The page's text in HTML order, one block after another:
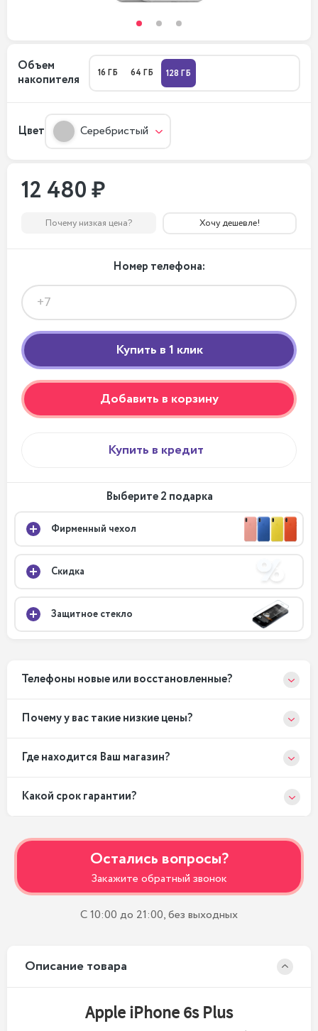
Объем
накопителя
16 ГБ 64 ГБ 128 ГБ
Цвет Серебристый
12 480 ₽
Почему низкая цена? Хочу дешевле!
Номер телефона:
Добавить в корзину
Купить в кредит
Выберите 2 подарка
Фирменный чехол
Скидка
Защитное стекло
Телефоны новые или восстановленные?
Почему у вас такие низкие цены?
Где находится Ваш магазин?
Какой срок гарантии?
Остались вопросы?
Закажите обратный звонок
С 10:00 до 21:00, без выходных
Описание товара
Apple iPhone 6s Plus